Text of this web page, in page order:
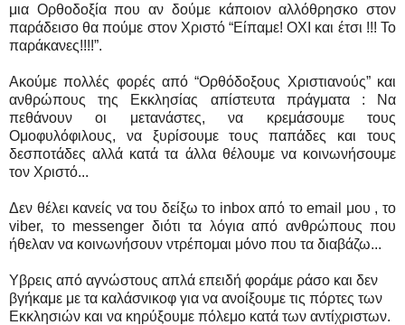
μια Ορθοδοξία που αν δούμε κάποιον αλλόθρησκο στον
παράδεισο θα πούμε στον Χριστό “Είπαμε! ΟΧΙ και έτσι !!! Το
παράκανες!!!!”.
Ακούμε πολλές φορές από “Ορθόδοξους Χριστιανούς” και
ανθρώπους της Εκκλησίας απίστευτα πράγματα : Να
πεθάνουν οι μετανάστες, να κρεμάσουμε τους
Ομοφυλόφιλους, να ξυρίσουμε τους παπάδες και τους
δεσποτάδες αλλά κατά τα άλλα θέλουμε να κοινωνήσουμε
τον Χριστό...
Δεν θέλει κανείς να του δείξω το inbox από το email μου , το
viber, το messenger διότι τα λόγια από ανθρώπους που
ήθελαν να κοινωνήσουν ντρέπομαι μόνο που τα διαβάζω...
Υβρεις από αγνώστους απλά επειδή φοράμε ράσο και δεν
βγήκαμε με τα καλάσνικοφ για να ανοίξουμε τις πόρτες των
Εκκλησιών και να κηρύξουμε πόλεμο κατά των αντίχριστων.